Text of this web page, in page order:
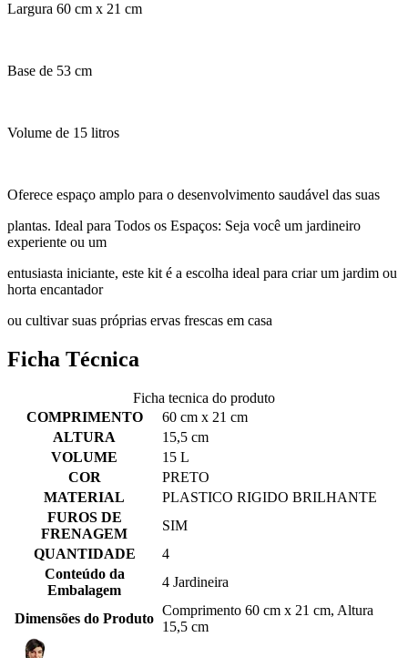
Largura 60 cm x 21 cm
Base de 53 cm
Volume de 15 litros
Oferece espaço amplo para o desenvolvimento saudável das suas
plantas. Ideal para Todos os Espaços: Seja você um jardineiro
experiente ou um
entusiasta iniciante, este kit é a escolha ideal para criar um jardim ou
horta encantador
ou cultivar suas próprias ervas frescas em casa
Ficha Técnica
Ficha tecnica do produto
COMPRIMENTO
60 cm x 21 cm
ALTURA
15,5 cm
VOLUME
15 L
COR
PRETO
MATERIAL
PLASTICO RIGIDO BRILHANTE
FUROS DE
FRENAGEM
SIM
QUANTIDADE
4
Conteúdo da
Embalagem
4 Jardineira
Dimensões do Produto
Comprimento 60 cm x 21 cm, Altura
15,5 cm